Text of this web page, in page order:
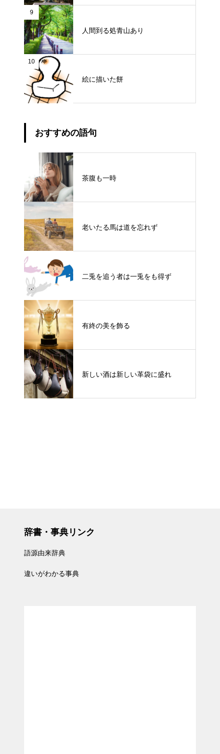
9
人間到る処青山あり
10
絵に描いた餅
おすすめの語句
茶腹も一時
老いたる馬は道を忘れず
二兎を追う者は一兎をも得ず
有終の美を飾る
新しい酒は新しい革袋に盛れ
辞書・事典リンク
語源由来辞典
違いがわかる事典